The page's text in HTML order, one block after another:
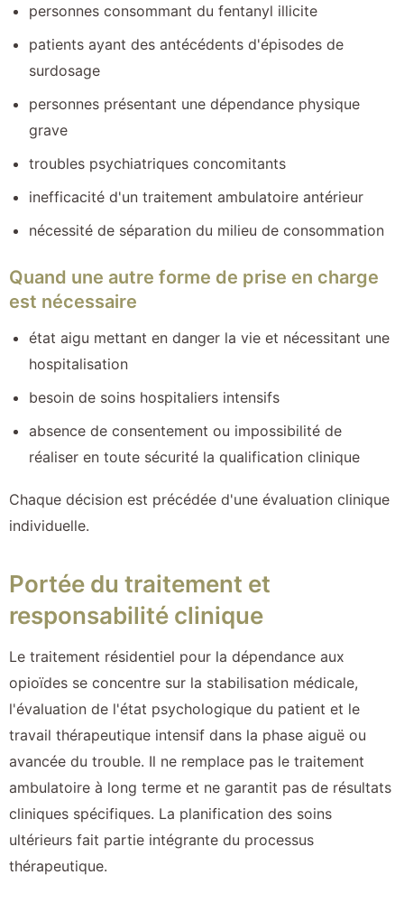
personnes consommant du fentanyl illicite
patients ayant des antécédents d'épisodes de
surdosage
personnes présentant une dépendance physique
grave
troubles psychiatriques concomitants
inefficacité d'un traitement ambulatoire antérieur
nécessité de séparation du milieu de consommation
Quand une autre forme de prise en charge
est nécessaire
état aigu mettant en danger la vie et nécessitant une
hospitalisation
besoin de soins hospitaliers intensifs
absence de consentement ou impossibilité de
réaliser en toute sécurité la qualification clinique
Chaque décision est précédée d'une évaluation clinique
individuelle.
Portée du traitement et
responsabilité clinique
Le traitement résidentiel pour la dépendance aux
opioïdes se concentre sur la stabilisation médicale,
l'évaluation de l'état psychologique du patient et le
travail thérapeutique intensif dans la phase aiguë ou
avancée du trouble. Il ne remplace pas le traitement
ambulatoire à long terme et ne garantit pas de résultats
cliniques spécifiques. La planification des soins
ultérieurs fait partie intégrante du processus
thérapeutique.